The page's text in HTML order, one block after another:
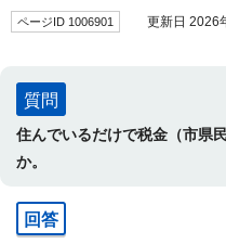
ページID 1006901 更新日 2026
質問
住んでいるだけで税金（市県
か。
回答